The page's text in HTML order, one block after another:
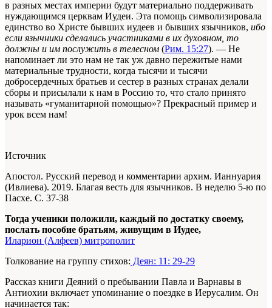
в разных местах империи будут материально поддерживать
нуждающимся церквам Иудеи. Эта помощь символизировала
единство во Христе бывших иудеев и бывших язычников, ибо
если язычники сделались участниками в их духовном, то
должны и им послужить в телесном (Рим. 15:27). — Не
напоминает ли это нам не так уж давно пережитые нами
материальные трудности, когда тысячи и тысячи
добросердечных братьев и сестер в разных странах делали
сборы и присылали к нам в Россию то, что стало принято
называть «гуманитарной помощью»? Прекрасный пример и
урок всем нам!
Источник
Апостол. Русский перевод и комментарии архим. Ианнуария
(Ивлиева). 2019. Благая весть для язычников. В неделю 5-ю по
Пасхе. С. 37-38
Тогда ученики положили, каждый по достатку своему,
послать пособие братьям, живущим в Иудее,
Иларион (Алфеев) митрополит
Толкование на группу стихов: Деян: 11: 29-29
Рассказ книги Деяний о пребывании Павла и Варнавы в
Антиохии включает упоминание о поездке в Иерусалим. Он
начинается так: